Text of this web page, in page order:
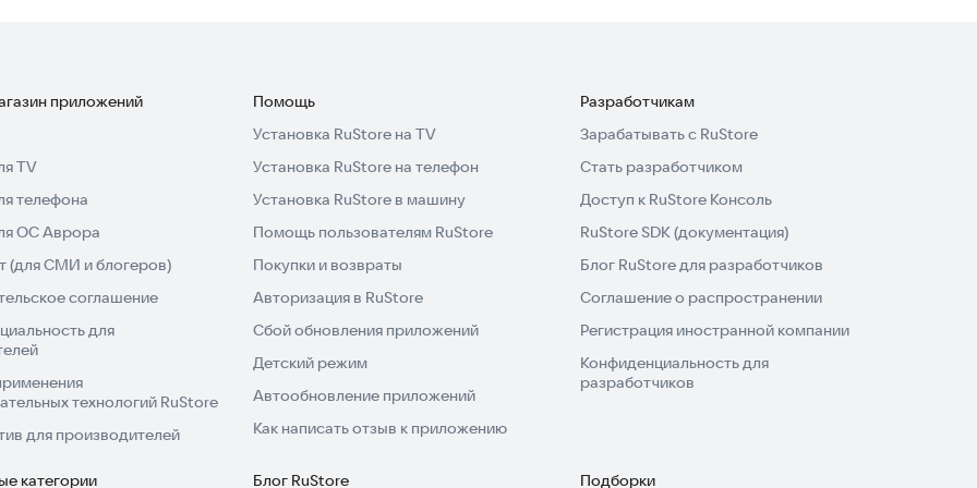
работы и аварии. Это помогает строить самые
улиц мира. Система автоматически детализирует
в каждой стране, городе, поселке или деревне.
интернета. Точное местоположение определяется
фильтруются и обрабатываются алгоритмами. Вы
и страну. Для точного позиционирования
для экстренной связи.
приложений
TV
телефона
ОС Аврора
(для СМИ и блогеров)
соглашение
для
технологий RuStore
для производителей
Помощь
Установка RuStore на TV
Установка RuStore на телефон
Установка RuStore в машину
Помощь пользователям RuStore
Покупки и возвраты
Авторизация в RuStore
Сбой обновления приложений
Детский режим
Автообновление приложений
Как написать отзыв к приложению
Разработчикам
Зарабатывать с RuStore
Стать разработчиком
Доступ к RuStore Консоль
RuStore SDK (документация)
Блог RuStore для разработчиков
Соглашение о распространении
Регистрация иностранной компании
Конфиденциальность для
разработчиков
категории Блог RuStore Подборки